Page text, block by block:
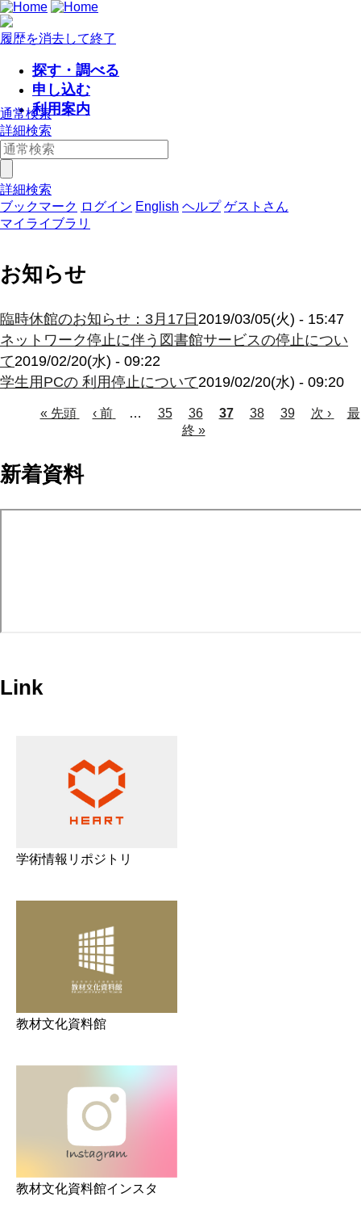
履歴を消去して終了
探す・調べる
申し込む
利用案内
通常検索
詳細検索
詳細検索
ブックマーク ログイン English ヘルプ ゲストさん
マイライブラリ
お知らせ
臨時休館のお知らせ：3月17日 2019/03/05(火) - 15:47
ネットワーク停止に伴う図書館サービスの停止につい
て2019/02/20(水) - 09:22
学生用PCの 利用停止について2019/02/20(水) - 09:20
ー
ジ
送
先
ー
ジ
« 先頭
前
‹ 前 … Page
35 Page
36
カ
ジ
37 Page
38 Page
39
次
次 ›
最
最
終 »
新着資料
Link
学術情報リポジトリ
教材文化資料館
教材文化資料館インスタ